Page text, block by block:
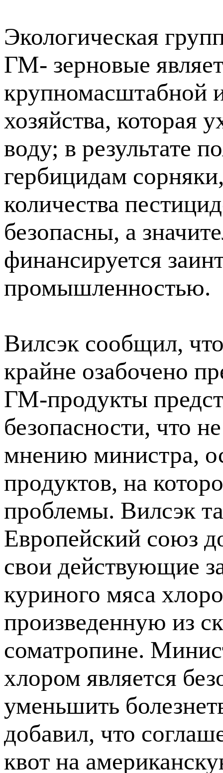
Экологическая
ГМ- зерновые
крупномасштабной
хозяйства, которая
воду; в результате
гербицидам
количества
безопасны, а
финансируется
промышленностью.
Вилсэк сообщил,
крайне озабочено
ГМ-продукты
безопасности, что
мнению министра,
продуктов, на
проблемы. Вилсэк
Европейский союз
свои действующие
куриного мяса
произведенную из
соматропине.
хлором является
уменьшить
добавил, что
квот на